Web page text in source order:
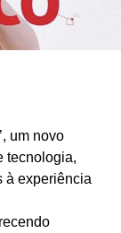
de dados
novo filme
um novo
tecnologia,
à experiência